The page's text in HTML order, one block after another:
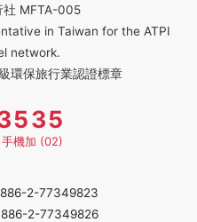
社 MFTA-005
in Taiwan for the ATPI
network.
環保旅行業認證標章
機加 (02)
2-77349823
2-77349826